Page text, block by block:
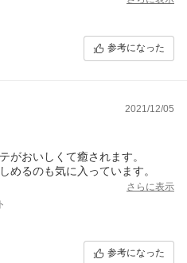
参考になった
2021/12/05
がおいしくて癒されます。
めるのも気に入っています。
さらに表示
参考になった